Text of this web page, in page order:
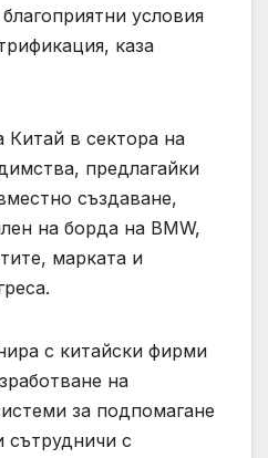
условия
каза
Китай в сектора на
предлагайки
създаване,
на борда на BMW,
марката и
с китайски фирми
на
за подпомагане
сътрудничи с